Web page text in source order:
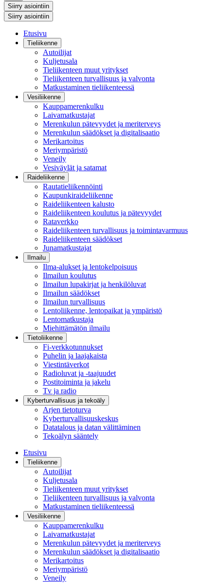
Siirry asiointiin
Siirry asiointiin
Etusivu
Tieliikenne
Autoilijat
Kuljetusala
Tieliikenteen muut yritykset
Tieliikenteen turvallisuus ja valvonta
Matkustaminen tieliikenteessä
Vesiliikenne
Kauppamerenkulku
Laivamatkustajat
Merenkulun pätevyydet ja meriterveys
Merenkulun säädökset ja digitalisaatio
Merikartoitus
Meriympäristö
Veneily
Vesiväylät ja satamat
Raideliikenne
Rautatieliikennöinti
Kaupunkiraideliikenne
Raideliikenteen kalusto
Raideliikenteen koulutus ja pätevyydet
Rataverkko
Raideliikenteen turvallisuus ja toimintavarmuus
Raideliikenteen säädökset
Junamatkustajat
Ilmailu
Ilma-alukset ja lentokelpoisuus
Ilmailun koulutus
Ilmailun lupakirjat ja henkilöluvat
Ilmailun säädökset
Ilmailun turvallisuus
Lentoliikenne, lentopaikat ja ympäristö
Lentomatkustaja
Miehittämätön ilmailu
Tietoliikenne
Fi-verkkotunnukset
Puhelin ja laajakaista
Viestintäverkot
Radioluvat ja -taajuudet
Postitoiminta ja jakelu
Tv ja radio
Kyberturvallisuus ja tekoäly
Arjen tietoturva
Kyberturvallisuuskeskus
Datatalous ja datan välittäminen
Tekoälyn sääntely
Etusivu
Tieliikenne
Autoilijat
Kuljetusala
Tieliikenteen muut yritykset
Tieliikenteen turvallisuus ja valvonta
Matkustaminen tieliikenteessä
Vesiliikenne
Kauppamerenkulku
Laivamatkustajat
Merenkulun pätevyydet ja meriterveys
Merenkulun säädökset ja digitalisaatio
Merikartoitus
Meriympäristö
Veneily